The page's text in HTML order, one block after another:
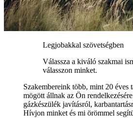
Legjobakkal szövetségben
Válassza a kiváló szakmai
válasszon minket.
Szakembereink több, mint 20 éves
mögött állnak az Ön
gázkészülék javításról,
Hívjon minket és mi örömmel